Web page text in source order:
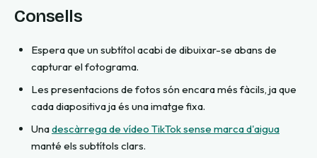
Consells
Espera que un subtítol acabi de dibuixar-se abans de
capturar el fotograma.
Les presentacions de fotos són encara més fàcils, ja que
cada diapositiva ja és una imatge fixa.
Unadescàrrega de vídeo TikTok sense marca d'aigua
manté els subtítols clars.